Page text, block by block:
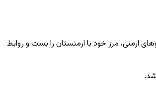
ارمنی، مرز خود با ارمنستان را بست و روابط